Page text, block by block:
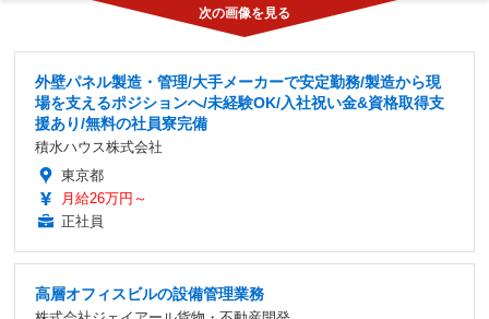
外壁パネル製造・管理/大手メーカーで安定勤務/製造から現
場を支えるポジションへ/未経験OK/入社祝い金&資格取得支
援あり/無料の社員寮完備
積水ハウス株式会社
東京都
月給26万円～
正社員
高層オフィスビルの設備管理業務